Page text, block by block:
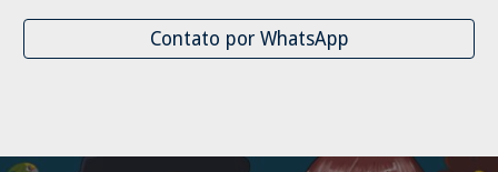
Contato por WhatsApp